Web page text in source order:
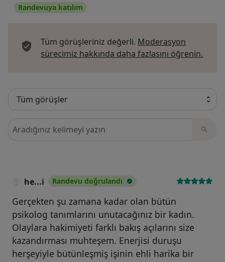
Randevuya katılım
Tüm görüşleriniz değerli. Moderasyon
sürecimiz hakkında daha fazlasını öğrenin.
Görüşler içerisinde ara
he...i Randevu doğrulandı
Gerçekten şu zamana kadar olan bütün
psikolog tanımlarını unutacağınız bir kadın.
Olaylara hakimiyeti farklı bakış açılarını size
kazandırması muhteşem. Enerjisi duruşu
herşeyiyle bütünleşmiş işinin ehli harika bir